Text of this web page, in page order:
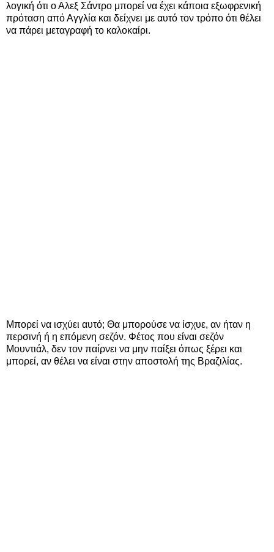
λογική ότι ο Αλεξ Σάντρο μπορεί να έχει κάποια εξωφρενική
πρόταση από Αγγλία και δείχνει με αυτό τον τρόπο ότι θέλει
να πάρει μεταγραφή το καλοκαίρι.
Μπορεί να ισχύει αυτό; Θα μπορούσε να ίσχυε, αν ήταν η
περσινή ή η επόμενη σεζόν. Φέτος που είναι σεζόν
Μουντιάλ, δεν τον παίρνει να μην παίξει όπως ξέρει και
μπορεί, αν θέλει να είναι στην αποστολή της Βραζιλίας.